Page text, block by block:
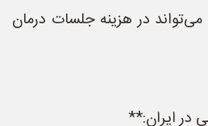
در هزینه جلسات درمان